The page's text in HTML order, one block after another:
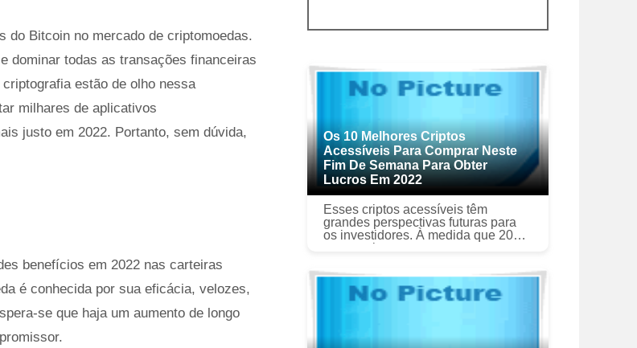
do Bitcoin no mercado de criptomoedas.
dominar todas as transações financeiras
estão de olho nessa
milhares de aplicativos
justo em 2022. Portanto, sem dúvida,
benefícios em 2022 nas carteiras
é conhecida por sua eficácia, velozes,
se que haja um aumento de longo
Os 10 Melhores Criptos
Acessíveis Para Comprar Neste
Fim De Semana Para Obter
Lucros Em 2022
Esses criptos acessíveis têm
grandes perspectivas futuras para
os investidores. À medida que 2022
se aproxima, uma pergunta comum
os investidores em potencial é q...